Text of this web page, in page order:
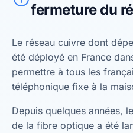
fermeture du
Le réseau cuivre dont
été déployé en France
permettre à tous les
téléphonique fixe à la
Depuis quelques années,
de la fibre optique a été